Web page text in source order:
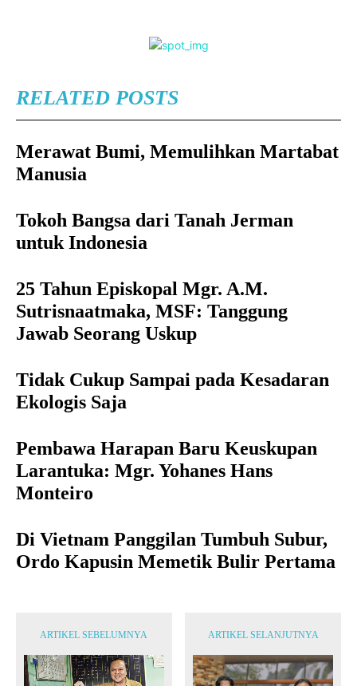
RELATED POSTS
Merawat Bumi, Memulihkan Martabat
Manusia
Tokoh Bangsa dari Tanah Jerman
untuk Indonesia
25 Tahun Episkopal Mgr. A.M.
Sutrisnaatmaka, MSF: Tanggung
Jawab Seorang Uskup
Tidak Cukup Sampai pada Kesadaran
Ekologis Saja
Pembawa Harapan Baru Keuskupan
Larantuka: Mgr. Yohanes Hans
Monteiro
Di Vietnam Panggilan Tumbuh Subur,
Ordo Kapusin Memetik Bulir Pertama
ARTIKEL SEBELUMNYA ARTIKEL SELANJUTNYA